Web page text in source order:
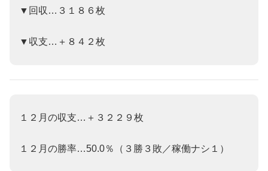
▼回収…３１８６枚
▼収支…＋８４２枚
１２月の収支…＋３２２９枚
１２月の勝率…50.0％（３勝３敗／稼働ナシ１）